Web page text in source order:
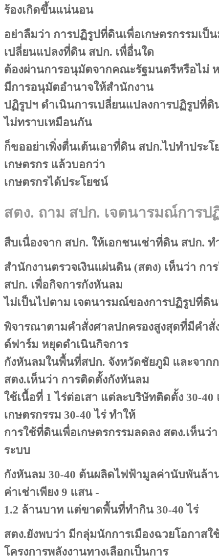
ร้องเกิดขึ้นแน่นอน
อย่าลืมว่า การปฏิรูปที่ดินเพื่อเกษตรกรรมเป็
เปลี่ยนแปลงที่ดิน สปก. เพื่อื่นใด
ต้องผ่านการอนุมัตจากคณะรัฐมนตรีหรือไม่
มีการอนุมัตอำนาจให้สำนักงาน
ปฏิรูปฯ ดำเนินการเปลี่ยนแปลงการปฏิรูปที่
ไม่ทราบเหมือนกัน
ก็ขออย่าเพิ่งตื่นเต้นเอาที่ดิน สปก.ไปทำประโ
เกษตรกร แล้วบอกว่า
เกษตรกรได้ประโยชน์
สตง. ถาม สปก. เจตนารมณ์การป
สืบเนื่องจาก สปก. ให้เอกชนเช่าที่ดิน สปก. ท
สำนักงานตรวจเงินแผ่นดิน (สตง) เห็นว่า กา
สปก. เพื่อกิจการกังหันลม
ไม่เป็นไปตาม เจตนารมณ์ของการปฏิรูปที่ดิน
พิจารณาตามคำสั่งศาลปกครองสูงสุดที่มีคำสั่
ด์ฟาร์ม หยุดดำเนินกิจการ
กังหันลมในพื้นที่สปก. จังหวัดชัยภูมิ และจาก
สตง.เห็นว่า การติดตั้งกังหันลม
ใช้เนื้อที่ 1 ไร่ต่อเสา แต่ละบริษัทติดตั้ง 30-40
เกษตรกรรม 30-40 ไร่ ทำให้
การใช้ที่ดินเพื่อเกษตรกรรมลดลง สตง.เห็นว่
ระบบ
กังหันลม 30-40 ต้นผลิดไฟฟ้ามูลค่านับพันล้า
ค่าเช่าเพียง 9 แสน -
1.2 ล้านบาท แต่ขาดพื้นที่ทำกิน 30-40 ไร่
สตง.ยังพบว่า มีกลุ่มนักการเมืองฉวยโอกาส
โครงการพลังงานทางเลือกเป็นการ